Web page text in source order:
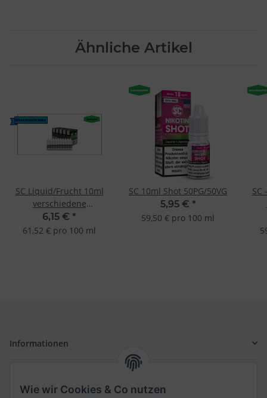
Ähnliche Artikel
SC Liquid/Frucht 10ml
verschiedene
Geschmacksrichtungen
6,15 € *
61,52 € pro 100 ml
SC 10ml Shot 50PG/50VG
5,95 € *
59,50 € pro 100 ml
SC
Informationen
Wie wir Cookies & Co nutzen